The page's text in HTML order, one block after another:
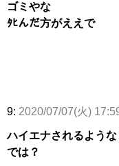
ゴミやな
ﾀﾋんだ方がええで
9: 2020/07/07(火)
ハイエナされるよう
では？